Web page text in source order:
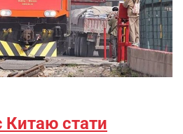
Китаю стати